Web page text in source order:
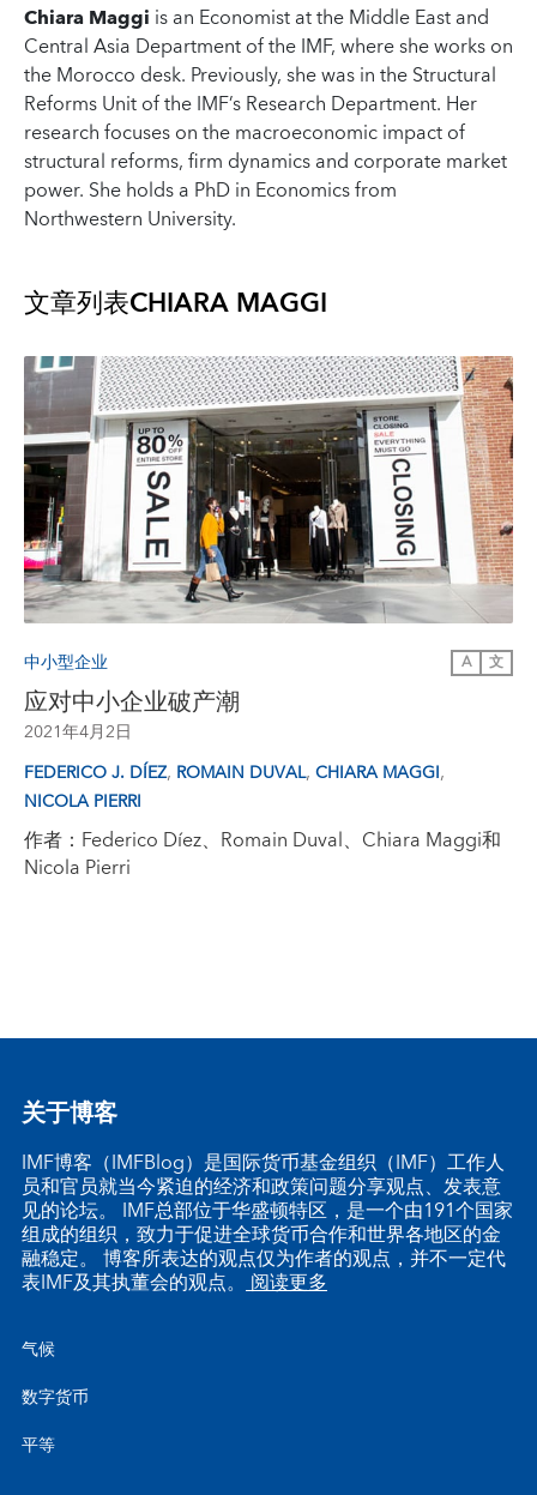
Chiara Maggi is an Economist at theMiddle East and
Central Asia Department of the IMF, where she works on
the Morocco desk. Previously, she was in the Structural
Reforms Unit of the IMF’s Research Department. Her
research focuses on the macroeconomic impact of
structural reforms, firm dynamics and corporate market
power. She holds a PhD in Economics from
Northwestern University.
文章列表CHIARA MAGGI
中小型企业 A 文
应对中小企业破产潮
2021年4月2日
FEDERICO J. DÍEZ, ROMAIN DUVAL, CHIARA MAGGI,
NICOLA PIERRI
作者：Federico Díez、Romain Duval、Chiara Maggi和
Nicola Pierri
关于博客
IMF博客（IMFBlog）是国际货币基金组织（IMF）工作人
员和官员就当今紧迫的经济和政策问题分享观点、发表意
见的论坛。 IMF总部位于华盛顿特区，是一个由191个国家
组成的组织，致力于促进全球货币合作和世界各地区的金
融稳定。 博客所表达的观点仅为作者的观点，并不一定代
表IMF及其执董会的观点。 阅读更多
气候
数字货币
平等